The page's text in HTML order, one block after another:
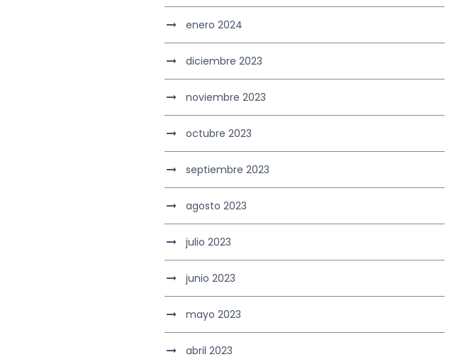
enero 2024
diciembre 2023
noviembre 2023
octubre 2023
septiembre 2023
agosto 2023
julio 2023
junio 2023
mayo 2023
abril 2023